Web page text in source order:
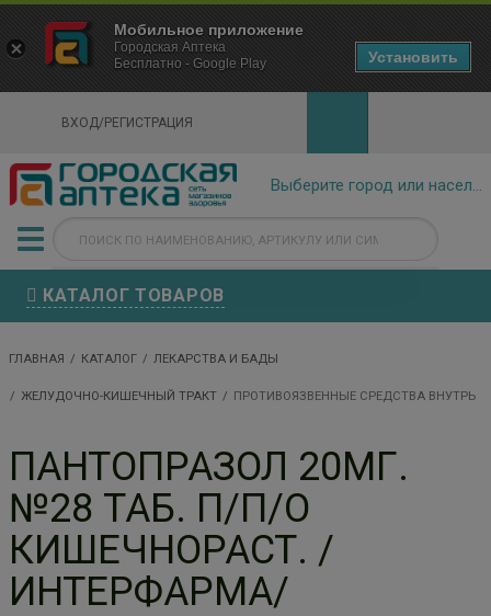
ВХОД/РЕГИСТРАЦИЯ
КАТАЛОГ ТОВАРОВ
ГЛАВНАЯ КАТАЛОГ ЛЕКАРСТВА И БАДЫ
ЖЕЛУДОЧНО-КИШЕЧНЫЙ ТРАКТ ПРОТИВОЯЗВЕННЫЕ СРЕДСТВА ВНУТРЬ
ПАНТОПРАЗОЛ 20МГ.
№28 ТАБ. П/П/О
КИШЕЧНОРАСТ. /
ИНТЕРФАРМА/
×
Городская Аптека Маркетплейс
- In Google Play
Мобильное приложение
Городская Аптека
Бесплатно - Google Play
Установить